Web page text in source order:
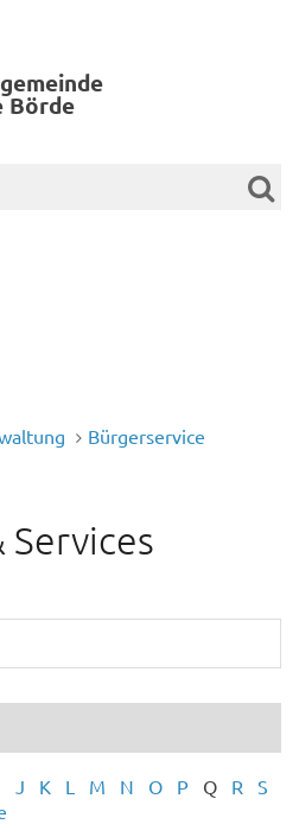
Börde
Bürgerservice
Services
J K L M N O P Q R
S